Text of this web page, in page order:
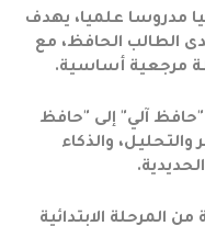
تعليميا مدروسا علميا، يهدف
الطالب الحافظ، مع
مرجعية أساسية.
آلي" إلى "حافظ
والذكاء
المرحلة الابتدائية